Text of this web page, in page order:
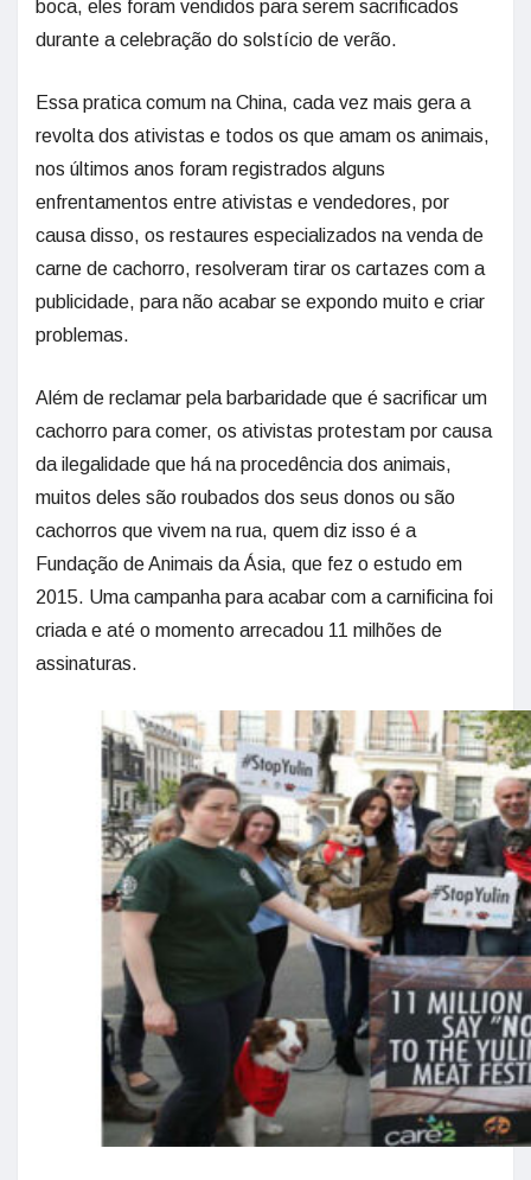
boca, eles foram vendidos para serem sacrificados
durante a celebração do solstício de verão.
Essa pratica comum na China, cada vez mais gera a
revolta dos ativistas e todos os que amam os animais,
nos últimos anos foram registrados alguns
enfrentamentos entre ativistas e vendedores, por
causa disso, os restaures especializados na venda de
carne de cachorro, resolveram tirar os cartazes com a
publicidade, para não acabar se expondo muito e criar
problemas.
Além de reclamar pela barbaridade que é sacrificar um
cachorro para comer, os ativistas protestam por causa
da ilegalidade que há na procedência dos animais,
muitos deles são roubados dos seus donos ou são
cachorros que vivem na rua, quem diz isso é a
Fundação de Animais da Ásia, que fez o estudo em
2015. Uma campanha para acabar com a carnificina foi
criada e até o momento arrecadou 11 milhões de
assinaturas.